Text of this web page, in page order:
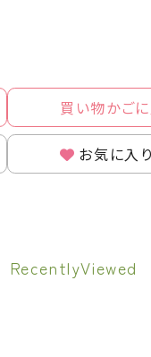
買い物かご
お気に入